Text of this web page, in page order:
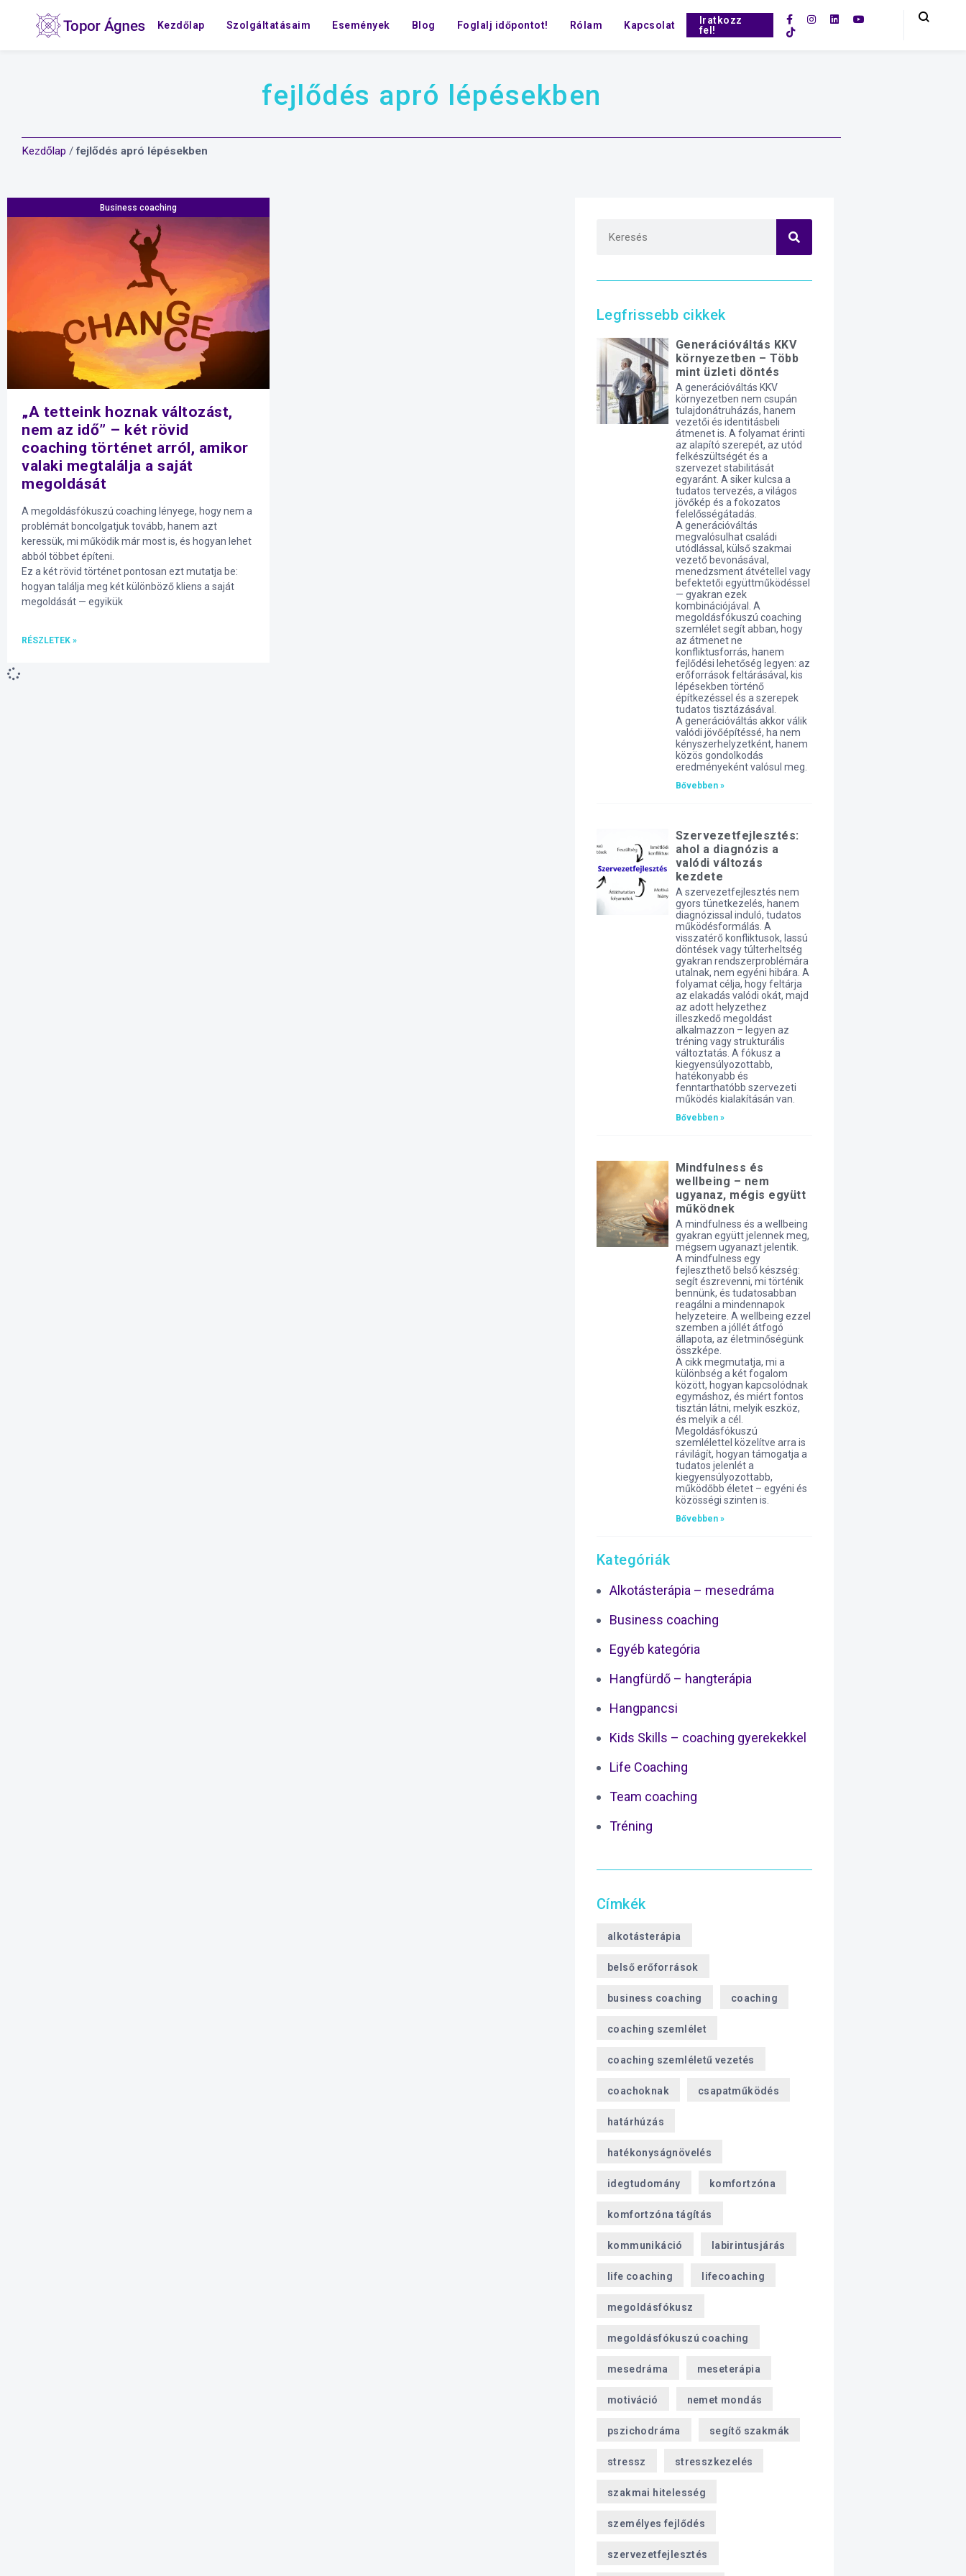
Kezdőlap Szolgáltatásaim Események Blog Foglalj időpontot! Rólam Kapcsolat
Iratkozz
fel!
fejlődés apró lépésekben
Kezdőlap /fejlődés apró lépésekben
Business coaching
„A tetteink hoznak változást,
nem az idő” – két rövid
coaching történet arról, amikor
valaki megtalálja a saját
megoldását
A megoldásfókuszú coaching lényege, hogy nem a
problémát boncolgatjuk tovább, hanem azt
keressük, mi működik már most is, és hogyan lehet
abból többet építeni.
Ez a két rövid történet pontosan ezt mutatja be:
hogyan találja meg két különböző kliens a saját
megoldását — egyikük
RÉSZLETEK »
Legfrissebb cikkek
Generációváltás KKV
környezetben – Több
mint üzleti döntés
A generációváltás KKV
környezetben nem csupán
tulajdonátruházás, hanem
vezetői és identitásbeli
átmenet is. A folyamat érinti
az alapító szerepét, az utód
felkészültségét és a
szervezet stabilitását
egyaránt. A siker kulcsa a
tudatos tervezés, a világos
jövőkép és a fokozatos
felelősségátadás.
A generációváltás
megvalósulhat családi
utódlással, külső szakmai
vezető bevonásával,
menedzsment átvétellel vagy
befektetői együttműködéssel
— gyakran ezek
kombinációjával. A
megoldásfókuszú coaching
szemlélet segít abban, hogy
az átmenet ne
konfliktusforrás, hanem
fejlődési lehetőség legyen: az
erőforrások feltárásával, kis
lépésekben történő
építkezéssel és a szerepek
tudatos tisztázásával.
A generációváltás akkor válik
valódi jövőépítéssé, ha nem
kényszerhelyzetként, hanem
közös gondolkodás
eredményeként valósul meg.
Bővebben »
Szervezetfejlesztés:
ahol a diagnózis a
valódi változás
kezdete
A szervezetfejlesztés nem
gyors tünetkezelés, hanem
diagnózissal induló, tudatos
működésformálás. A
visszatérő konfliktusok, lassú
döntések vagy túlterheltség
gyakran rendszerproblémára
utalnak, nem egyéni hibára. A
folyamat célja, hogy feltárja
az elakadás valódi okát, majd
az adott helyzethez
illeszkedő megoldást
alkalmazzon – legyen az
tréning vagy strukturális
változtatás. A fókusz a
kiegyensúlyozottabb,
hatékonyabb és
fenntarthatóbb szervezeti
működés kialakításán van.
Bővebben »
Mindfulness és
wellbeing – nem
ugyanaz, mégis együtt
működnek
A mindfulness és a wellbeing
gyakran együtt jelennek meg,
mégsem ugyanazt jelentik.
A mindfulness egy
fejleszthető belső készség:
segít észrevenni, mi történik
bennünk, és tudatosabban
reagálni a mindennapok
helyzeteire. A wellbeing ezzel
szemben a jóllét átfogó
állapota, az életminőségünk
összképe.
A cikk megmutatja, mi a
különbség a két fogalom
között, hogyan kapcsolódnak
egymáshoz, és miért fontos
tisztán látni, melyik eszköz,
és melyik a cél.
Megoldásfókuszú
szemlélettel közelítve arra is
rávilágít, hogyan támogatja a
tudatos jelenlét a
kiegyensúlyozottabb,
működőbb életet – egyéni és
közösségi szinten is.
Bővebben »
Kategóriák
Alkotásterápia – mesedráma
Business coaching
Egyéb kategória
Hangfürdő – hangterápia
Hangpancsi
Kids Skills – coaching gyerekekkel
Life Coaching
Team coaching
Tréning
Címkék
alkotásterápia
belső erőforrások
business coaching coaching
coaching szemlélet
coaching szemléletű vezetés
coachoknak csapatműködés
határhúzás
hatékonyságnövelés
idegtudomány komfortzóna
komfortzóna tágítás
kommunikáció labirintusjárás
life coaching lifecoaching
megoldásfókusz
megoldásfókuszú coaching
mesedráma meseterápia
motiváció nemet mondás
pszichodráma segítő szakmák
stressz stresszkezelés
szakmai hitelesség
személyes fejlődés
szervezetfejlesztés